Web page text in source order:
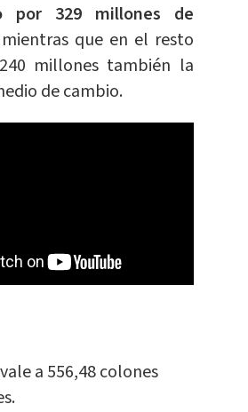
por 329 millones de
que en el resto
millones también la
de cambio.
a 556,48 colones